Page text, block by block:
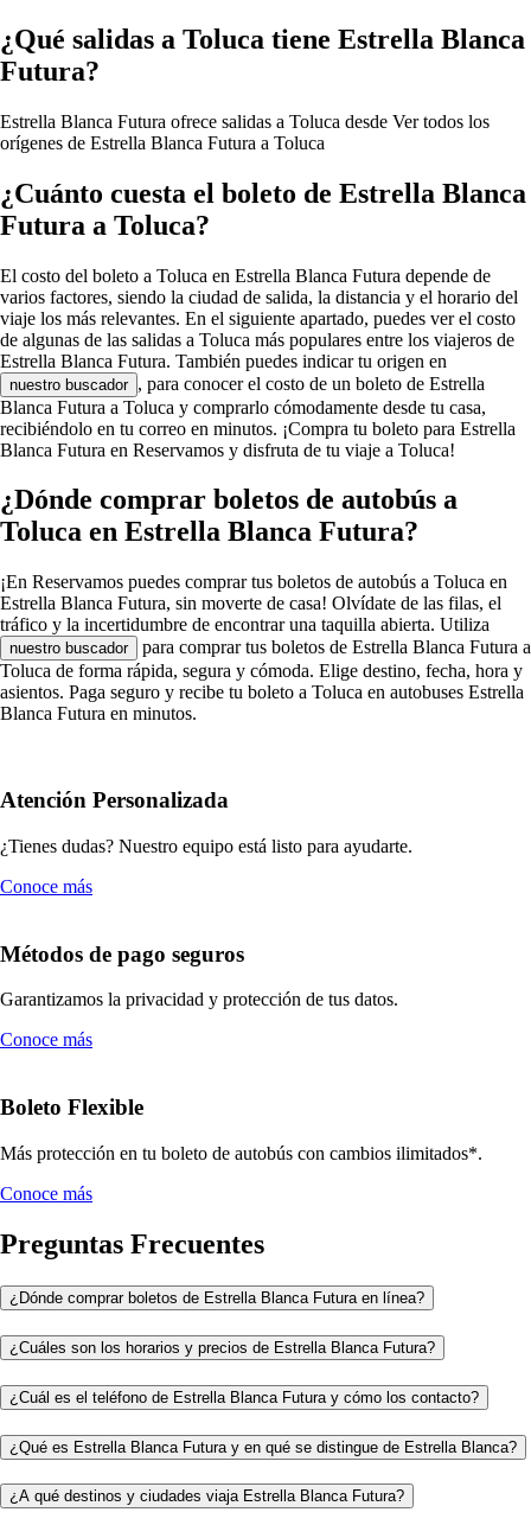
¿Qué salidas a Toluca tiene Estrella Blanca
Futura?
Estrella Blanca Futura ofrece salidas a Toluca desde Ver todos los
orígenes de Estrella Blanca Futura a Toluca
¿Cuánto cuesta el boleto de Estrella Blanca
Futura a Toluca?
El costo del boleto a Toluca en Estrella Blanca Futura depende de
varios factores, siendo la ciudad de salida, la distancia y el horario del
viaje los más relevantes. En el siguiente apartado, puedes ver el costo
de algunas de las salidas a Toluca más populares entre los viajeros de
Estrella Blanca Futura. También puedes indicar tu origen en
nuestro buscador , para conocer el costo de un boleto de Estrella
Blanca Futura a Toluca y comprarlo cómodamente desde tu casa,
recibiéndolo en tu correo en minutos. ¡Compra tu boleto para Estrella
Blanca Futura en Reservamos y disfruta de tu viaje a Toluca!
¿Dónde comprar boletos de autobús a
Toluca en Estrella Blanca Futura?
¡En Reservamos puedes comprar tus boletos de autobús a Toluca en
Estrella Blanca Futura, sin moverte de casa! Olvídate de las filas, el
tráfico y la incertidumbre de encontrar una taquilla abierta. Utiliza
nuestro buscador
para comprar tus boletos de Estrella Blanca Futura a
Toluca de forma rápida, segura y cómoda. Elige destino, fecha, hora y
asientos. Paga seguro y recibe tu boleto a Toluca en autobuses Estrella
Blanca Futura en minutos.
Atención Personalizada
¿Tienes dudas? Nuestro equipo está listo para ayudarte.
Conoce más
Métodos de pago seguros
Garantizamos la privacidad y protección de tus datos.
Conoce más
Boleto Flexible
Más protección en tu boleto de autobús con cambios ilimitados*.
Conoce más
Preguntas Frecuentes
¿Dónde comprar boletos de Estrella Blanca Futura en línea?
¿Cuáles son los horarios y precios de Estrella Blanca Futura?
¿Cuál es el teléfono de Estrella Blanca Futura y cómo los contacto?
¿Qué es Estrella Blanca Futura y en qué se distingue de Estrella Blanca?
¿A qué destinos y ciudades viaja Estrella Blanca Futura?